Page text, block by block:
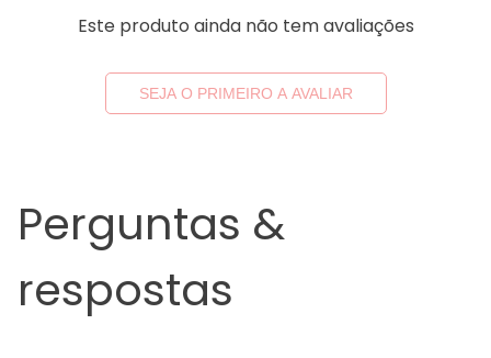
Este produto ainda não tem avaliações
SEJA O PRIMEIRO A AVALIAR
Perguntas &
respostas